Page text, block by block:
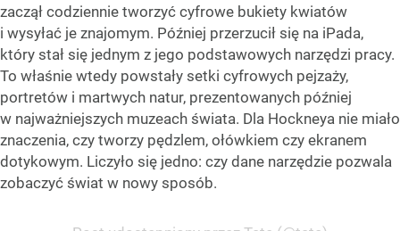
zaczął codziennie tworzyć cyfrowe bukiety kwiatów
i wysyłać je znajomym. Później przerzucił się na iPada,
który stał się jednym z jego podstawowych narzędzi pracy.
To właśnie wtedy powstały setki cyfrowych pejzaży,
portretów i martwych natur, prezentowanych później
w najważniejszych muzeach świata. Dla Hockneya nie miało
znaczenia, czy tworzy pędzlem, ołówkiem czy ekranem
dotykowym. Liczyło się jedno: czy dane narzędzie pozwala
zobaczyć świat w nowy sposób.